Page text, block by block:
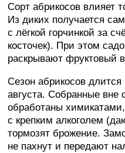
Сорт абрикосов влияет
Из диких получается
с лёгкой горчинкой за
косточек). При этом
раскрывают фруктовый
Сезон абрикосов
августа. Собранные вне
обработаны
с крепким алкоголем
тормозят брожение.
не пахнут и передают